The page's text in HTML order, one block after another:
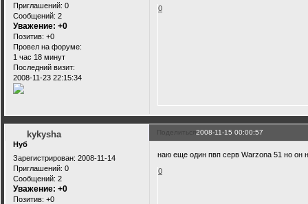
Приглашений: 0
Сообщений: 2
Уважение: +0
Позитив: +0
Провел на форуме:
1 час 18 минут
Последний визит:
2008-11-23 22:15:34
0
Поделиться2008-11-15 00:00:57
kykysha
Нуб
Зарегистрирован: 2008-11-14
Приглашений: 0
Сообщений: 2
Уважение: +0
Позитив: +0
наю еще один пвп серв Warzona 51 но он
0